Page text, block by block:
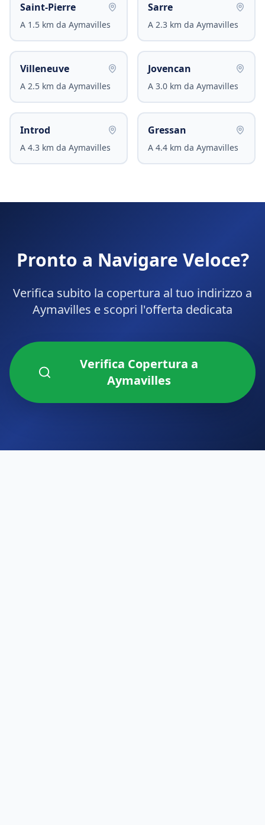
Saint-Pierre
A 1.5 km da Aymavilles
Sarre
A 2.3 km da Aymavilles
Villeneuve
A 2.5 km da Aymavilles
Jovencan
A 3.0 km da Aymavilles
Introd
A 4.3 km da Aymavilles
Gressan
A 4.4 km da Aymavilles
Pronto a Navigare Veloce?
Verifica subito la copertura al tuo indirizzo a
Aymavilles e scopri l'offerta dedicata
Verifica Copertura a
Aymavilles